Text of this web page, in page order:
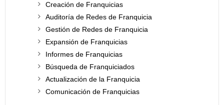
Creación de Franquicias
Auditoría de Redes de Franquicia
Gestión de Redes de Franquicia
Expansión de Franquicias
Informes de Franquicias
Búsqueda de Franquiciados
Actualización de la Franquicia
Comunicación de Franquicias